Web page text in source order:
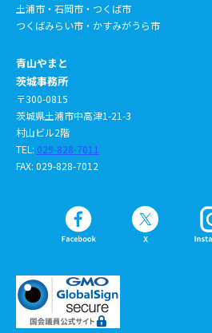
土浦市・石岡市・つくば市
つくばみらい市・かすみがうら市
青山やまと
茨城事務所
〒300-0815
茨城県土浦市中高津1-21-3
村山ビル2階
TEL: 029-828-7011
FAX: 029-828-7012